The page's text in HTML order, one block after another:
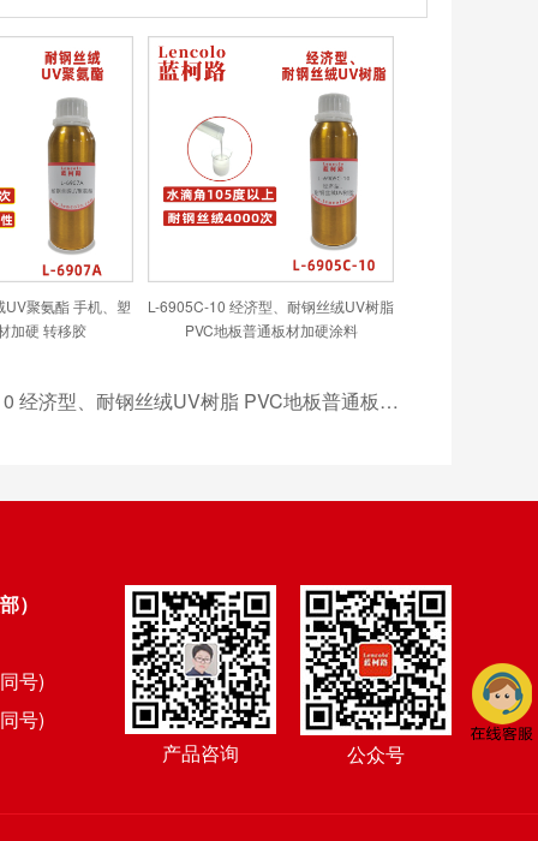
聚氨酯 手机、塑
加硬 转移胶
L-6905C-10 经济型、耐钢丝绒UV树脂
PVC地板普通板材加硬涂料
L-6905C-10 经济型、耐钢丝绒UV树脂 PVC地板普通板材加硬涂料
）
号)
号)
产品咨询
公众号